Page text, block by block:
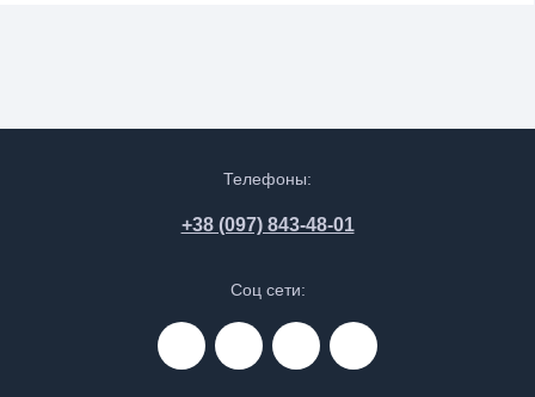
Телефоны:
+38 (097) 843-48-01
Соц сети: